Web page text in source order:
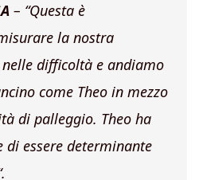
– “Questa è
la nostra
difficoltà e andiamo
come Theo in mezzo
di palleggio. Theo ha
di essere determinante